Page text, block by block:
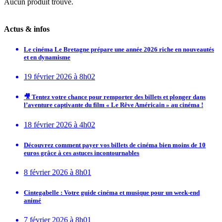
Actus & infos
Le cinéma Le Bretagne prépare une année 2026 riche en nouveautés
et en dynamisme
19 février 2026 à 8h02
🎥 Tentez votre chance pour remporter des billets et plonger dans
l’aventure captivante du film « Le Rêve Américain » au cinéma !
18 février 2026 à 4h02
Découvrez comment payer vos billets de cinéma bien moins de 10
euros grâce à ces astuces incontournables
8 février 2026 à 8h01
Cintegabelle : Votre guide cinéma et musique pour un week-end
animé
7 février 2026 à 8h01